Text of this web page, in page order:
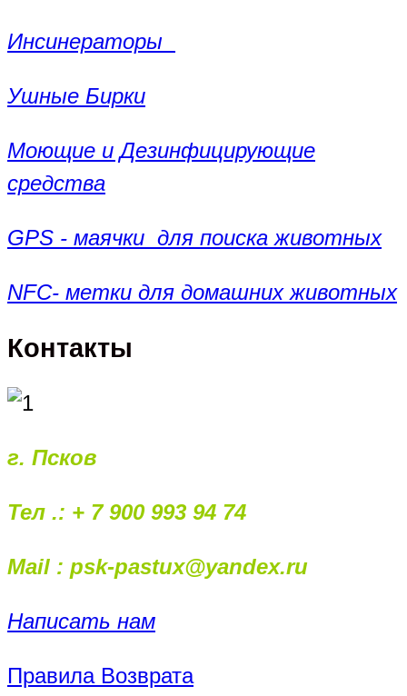
Инсинераторы
Ушные Бирки
Моющие и Дезинфицирующие
средства
GPS - маячки для поиска животных
NFC- метки для домашних животных
Контакты
г. Псков
Тел .: + 7 900 993 94 74
Mail : psk-pastux@yandex.ru
Написать нам
Правила Возврата